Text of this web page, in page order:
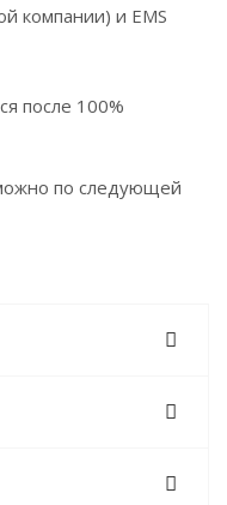
компании) и EMS
после 100%
по следующей